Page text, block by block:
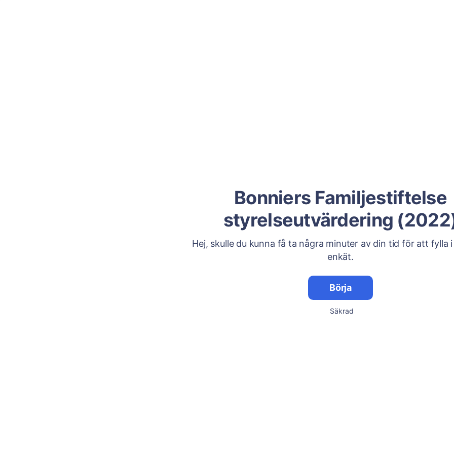
Bonniers Familjestiftelse
styrelseutvärdering
Hej, skulle du kunna få ta några minuter av din tid för att fylla
enkät.
Börja
Säkrad